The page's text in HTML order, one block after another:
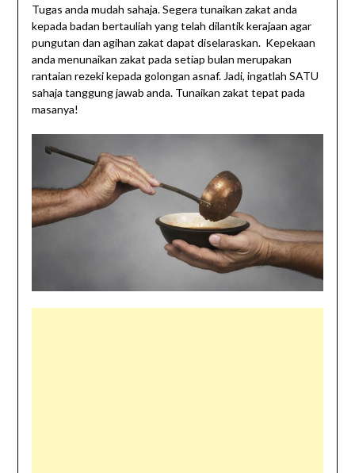
Tugas anda mudah sahaja. Segera tunaikan zakat anda
kepada badan bertauliah yang telah dilantik kerajaan agar
pungutan dan agihan zakat dapat diselaraskan. Kepekaan
anda menunaikan zakat pada setiap bulan merupakan
rantaian rezeki kepada golongan asnaf. Jadi, ingatlah SATU
sahaja tanggung jawab anda. Tunaikan zakat tepat pada
masanya!